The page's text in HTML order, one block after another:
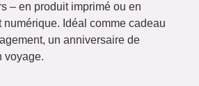
– en produit imprimé ou en
numérique. Idéal comme cadeau
un anniversaire de
voyage.